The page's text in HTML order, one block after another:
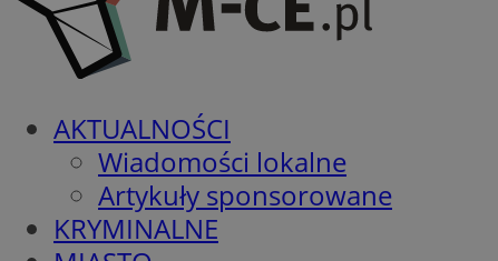
AKTUALNOŚCI
Wiadomości lokalne
Artykuły sponsorowane
KRYMINALNE